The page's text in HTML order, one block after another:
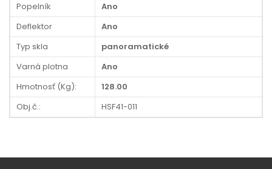
Popelník
Ano
Deflektor
Ano
Typ skla
panoramatické
Varná plotna
Ano
Hmotnosť (Kg):
128.00
Obj.č.:
HSF41-011